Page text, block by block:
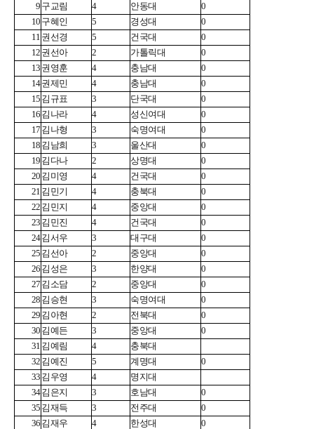
9 구교림 4 안동대
0
10 구혜인 5 경성대
0
11 권선경 5 건국대
0
12 권선아 2 가톨릭대
0
13 권영훈 4 충남대
0
14권제민 4 충남대
0
15 김규표 3 단국대
0
16 김나라 4 성신여대
0
17 김나형 3 숙명여대
0
18 김남희 3 울산대
0
19 김다나 2 상명대
0
20 김미영 4 건국대
0
21 김민기 4 충북대
0
22 김민지 4 중앙대
0
23 김민진 4 건국대
0
24김서우 3 대구대
0
25 김선아 2 중앙대
0
26 김성은 3 한양대
0
27 김소담 2 중앙대
0
28 김승현 3 숙명여대
0
29 김아현 2 전북대
0
30 김예든 3 중앙대
0
31 김예림 4
충북대
32 김예진 5 계명대
0
33 김우영 4
명지대
34김은지 3 호남대
0
35 김재득 3 전주대
0
36 김재우 4 한성대
0